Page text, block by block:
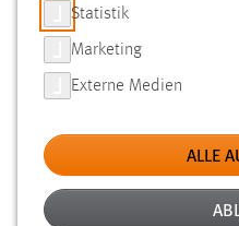
Gesucht nach "moodle".
Zeige Ergebnisse 1 bis 2 von 2.
Statistik
Marketing
Externe Medien
ALLE